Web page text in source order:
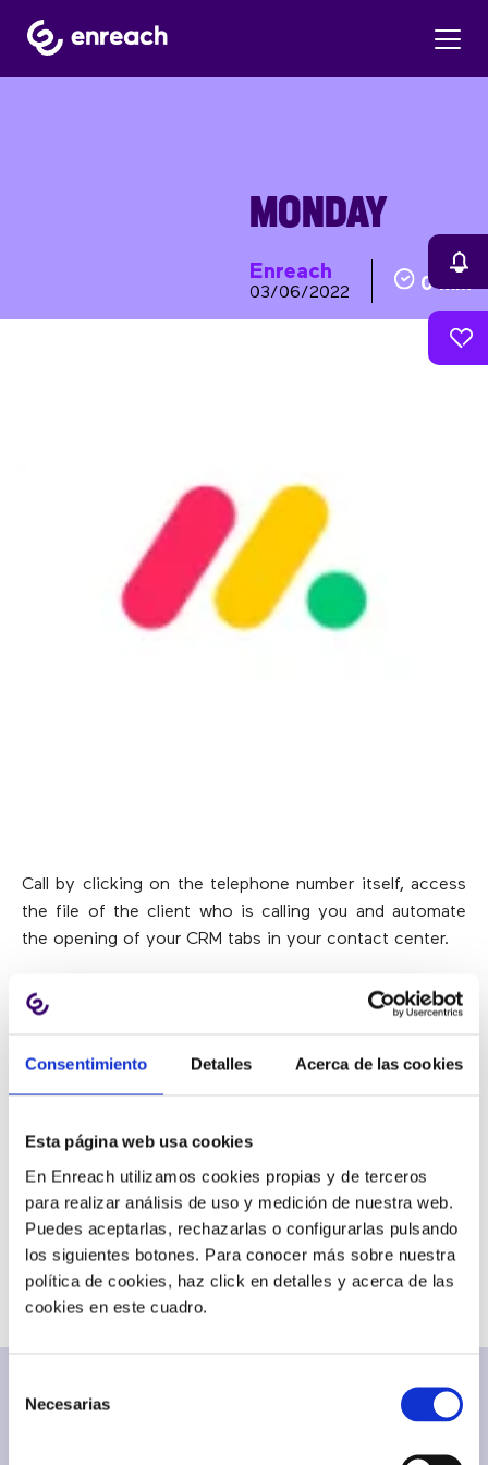
Consentimiento Detalles Acerca de las cookies
Esta página web usa cookies
En Enreach utilizamos cookies propias y de terceros
para realizar análisis de uso y medición de nuestra web.
Puedes aceptarlas, rechazarlas o configurarlas pulsando
los siguientes botones. Para conocer más sobre nuestra
política de cookies, haz click en detalles y acerca de las
cookies en este cuadro.
Necesarias
MONDAY
Enreach
03/06/2022 0 min
Call by clicking on the telephone number itself, access
the file of the client who is calling you and automate
the opening of your CRM tabs in your contact center.
BLOG
Business Phone Systems
News
Others Sales & Marketing
SHARE